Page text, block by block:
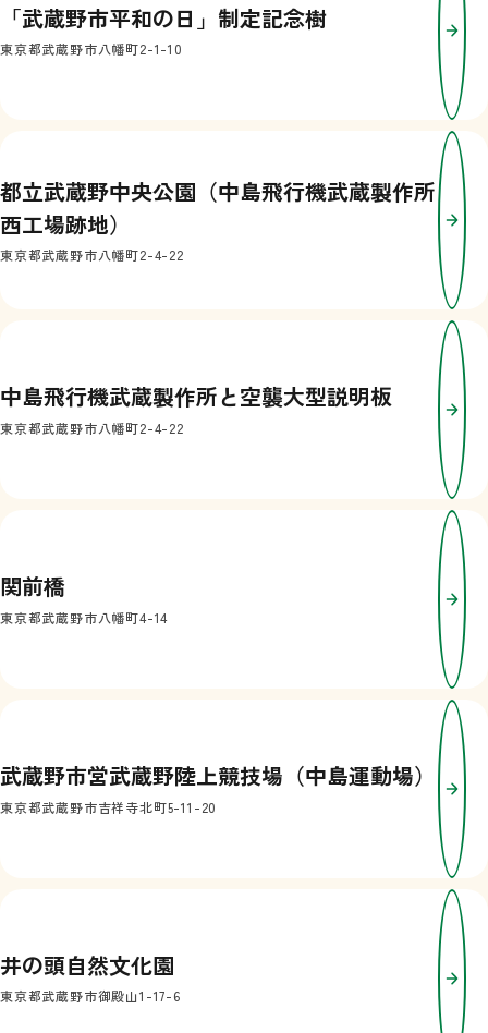
「武蔵野市平和の日」制定記念樹
東京都武蔵野市八幡町2-1-10
都立武蔵野中央公園（中島飛行機武蔵製作所
西工場跡地）
東京都武蔵野市八幡町2-4-22
中島飛行機武蔵製作所と空襲大型説明板
東京都武蔵野市八幡町2-4-22
関前橋
東京都武蔵野市八幡町4-14
武蔵野市営武蔵野陸上競技場（中島運動場）
東京都武蔵野市吉祥寺北町5-11-20
井の頭自然文化園
東京都武蔵野市御殿山1-17-6